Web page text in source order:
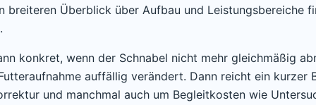
breiteren Überblick über Aufbau und Leistungsbereiche
.
konkret, wenn der Schnabel nicht mehr gleichmäßig
auffällig verändert. Dann reicht ein kurzer
und manchmal auch um Begleitkosten wie